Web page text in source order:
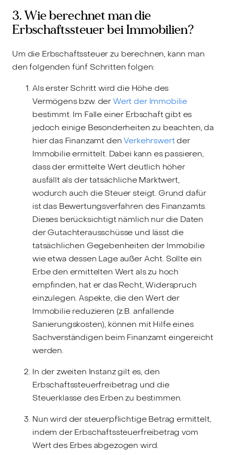
3. Wie berechnet man die
Erbschaftssteuer bei Immobilien?
Um die Erbschaftssteuer zu berechnen, kann man
den folgenden fünf Schritten folgen:
Als erster Schritt wird die Höhe des
Vermögens bzw. derWert der Immobilie
bestimmt. Im Falle einer Erbschaft gibt es
jedoch einige Besonderheiten zu beachten, da
hier das Finanzamt denVerkehrswertder
Immobilie ermittelt. Dabei kann es passieren,
dass der ermittelte Wert deutlich höher
ausfällt als der tatsächliche Marktwert,
wodurch auch die Steuer steigt. Grund dafür
ist das Bewertungsverfahren des Finanzamts.
Dieses berücksichtigt nämlich nur die Daten
der Gutachterausschüsse und lässt die
tatsächlichen Gegebenheiten der Immobilie
wie etwa dessen Lage außer Acht. Sollte ein
Erbe den ermittelten Wert als zu hoch
empfinden, hat er das Recht, Widerspruch
einzulegen. Aspekte, die den Wert der
Immobilie reduzieren (z.B. anfallende
Sanierungskosten), können mit Hilfe eines
Sachverständigen beim Finanzamt eingereicht
werden.
In der zweiten Instanz gilt es, den
Erbschaftssteuerfreibetrag und die
Steuerklasse des Erben zu bestimmen.
Nun wird der steuerpflichtige Betrag ermittelt,
indem der Erbschaftssteuerfreibetrag vom
Wert des Erbes abgezogen wird.